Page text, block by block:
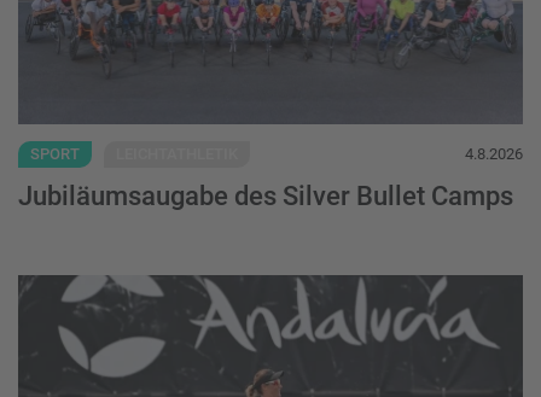
SPORT 4.8.2026
Jubiläumsaugabe des Silver Bullet Camps
Ghiringhelli gewinnt EM-Bronze -